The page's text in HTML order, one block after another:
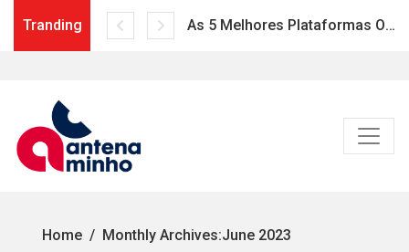
Skip
Tranding As 5 Melhores Plataformas Online para Acompanhar Esportes
Home Monthly Archives:June 2023